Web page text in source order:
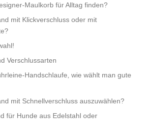
Maulkorb für Alltag finden?
mit Klickverschluss oder mit
Verschlussarten
Handschlaufe, wie wählt man gute
mit Schnellverschluss auszuwählen?
für Hunde aus Edelstahl oder